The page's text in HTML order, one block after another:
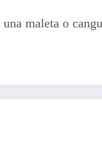
maleta o